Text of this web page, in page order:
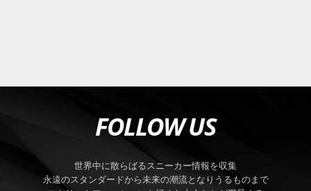
FOLLOW US
世界中に散らばるスニーカー情報を収集
永遠のスタンダードから未来の潮流となりうるものまで